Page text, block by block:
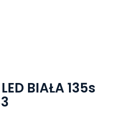
BIAŁA 135s